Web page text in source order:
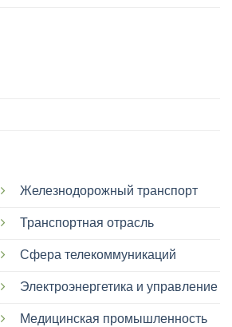
Железнодорожный транспорт
Транспортная отрасль
Сфера телекоммуникаций
Электроэнергетика и управление
Медицинская промышленность